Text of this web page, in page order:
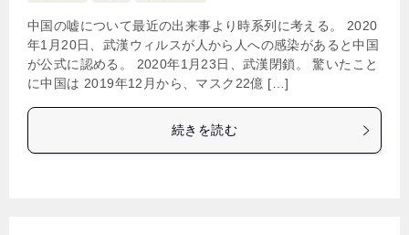
中国の嘘について最近の出来事より時系列に考える。 2020
年1月20日、武漢ウィルスが人から人への感染があると中国
が公式に認める。 2020年1月23日、武漢閉鎖。 驚いたこと
に中国は 2019年12月から、マスク22億 […]
続きを読む